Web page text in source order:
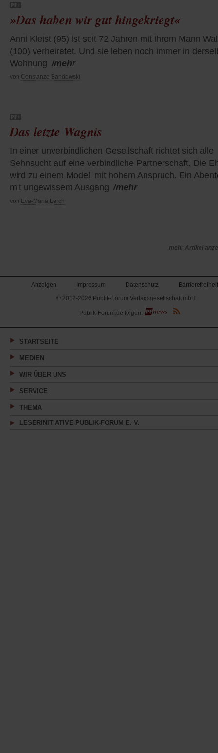
»Das haben wir gut hingekriegt«
Anni Kleist (95) ist seit 72 Jahren mit ihrem Mann
(100) verheiratet. Und sie leben noch immer in
Wohnung /mehr
von Constanze Bandowski
Das letzte Wagnis
In einer unverbindlichen Gesellschaft richtet sich alle
Sehnsucht auf eine verbindliche Partnerschaft. Die
wird zu einem Modell mit hohem Anspruch. Ein
mit ungewissem Ausgang /mehr
von Eva-Maria Lerch
mehr Artikel
Anzeigen Impressum Datenschutz
Barrierefreiheit
© 2012-2026 Publik-Forum Verlagsgesellschaft mbH
(Öffnet
in
neuen
Publik-Forum.de folgen:
STARTSEITE
MEDIEN
WIR ÜBER UNS
SERVICE
THEMA
LESERINITIATIVE PUBLIK-FORUM E. V.